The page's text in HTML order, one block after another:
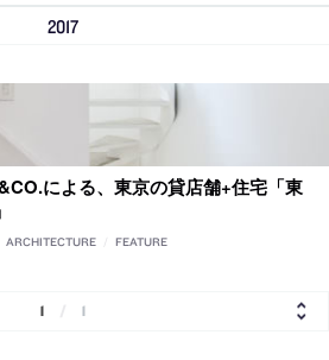
2017
による、東京の貸店舗+住宅「東
ARCHITECTURE FEATURE
1 1